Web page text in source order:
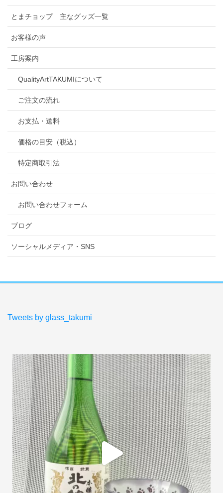
とまチョップ 主なグッズ一覧
お客様の声
工房案内
QualityArtTAKUMIについて
ご注文の流れ
お支払・送料
価格の目安（税込）
特定商取引法
お問い合わせ
お問い合わせフォーム
ブログ
ソーシャルメディア・SNS
Tweets by glass_takumi